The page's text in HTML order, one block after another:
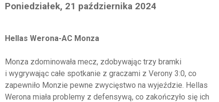
Poniedziałek, 21 października 2024
Hellas Werona-AC Monza
Monza zdominowała mecz, zdobywając trzy bramki
i wygrywając całe spotkanie z graczami z Verony 3:0, co
zapewniło Monzie pewne zwycięstwo na wyjeździe. Hellas
Werona miała problemy z defensywą, co zakończyło się ich